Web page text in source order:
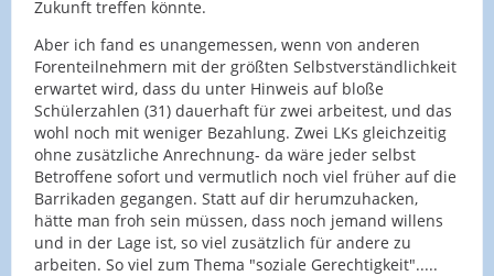
Zukunft treffen könnte.
Aber ich fand es unangemessen, wenn von anderen
Forenteilnehmern mit der größten Selbstverständlichkeit
erwartet wird, dass du unter Hinweis auf bloße
Schülerzahlen (31) dauerhaft für zwei arbeitest, und das
wohl noch mit weniger Bezahlung. Zwei LKs gleichzeitig
ohne zusätzliche Anrechnung- da wäre jeder selbst
Betroffene sofort und vermutlich noch viel früher auf die
Barrikaden gegangen. Statt auf dir herumzuhacken,
hätte man froh sein müssen, dass noch jemand willens
und in der Lage ist, so viel zusätzlich für andere zu
arbeiten. So viel zum Thema "soziale Gerechtigkeit".....